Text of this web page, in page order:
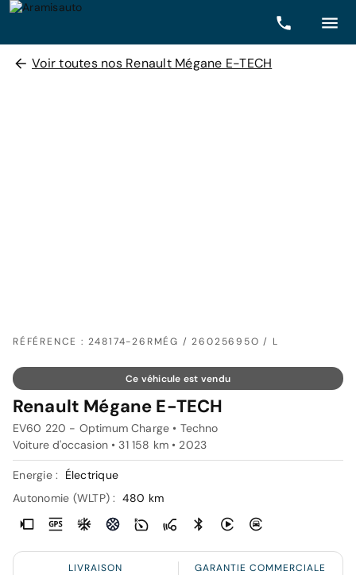
Voir toutes nos Renault Mégane E-TECH
RÉFÉRENCE : 248174-26RMÉG / 26025695O / L
Ce véhicule est vendu
Renault Mégane E-TECH
EV60 220 - Optimum Charge • Techno
Voiture d'occasion • 31 158 km • 2023
Energie :
Électrique
Autonomie (WLTP) : 480 km
LIVRAISON GARANTIE COMMERCIALE